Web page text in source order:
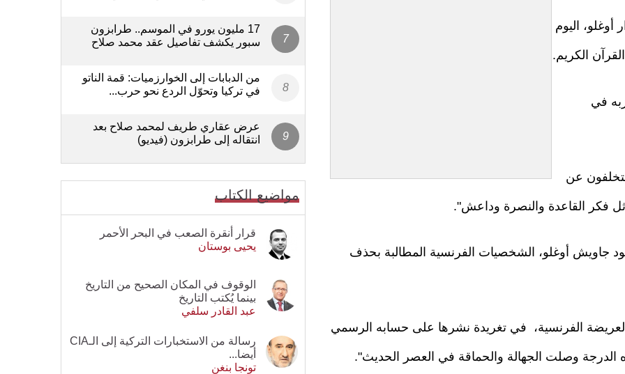
اليوم
الكريم.
في
عن
فكر القاعدة والنصرة وداعش".
جاويش أوغلو، الشخصيات الفرنسية المطالبة بحذف
الفرنسية، في تغريدة نشرها على حسابه الرسمي
الدرجة وصلت الجهالة والحماقة في العصر الحديث".
17 مليون يورو في الموسم.. طرابزون
سبور يكشف تفاصيل عقد محمد صلاح
من الدبابات إلى الخوارزميات: قمة الناتو
في تركيا وتحوّل الردع نحو حرب...
عرض عقاري طريف لمحمد صلاح بعد
انتقاله إلى طرابزون (فيديو)
مواضيع الكتاب
قرار أنقرة الصعب في البحر الأحمر
يحيى بوستان
الوقوف في المكان الصحيح من التاريخ
بينما يُكتب التاريخ
عبد القادر سلفي
رسالة من الاستخبارات التركية إلى الـCIA
أيضا...
تونجا بنغن